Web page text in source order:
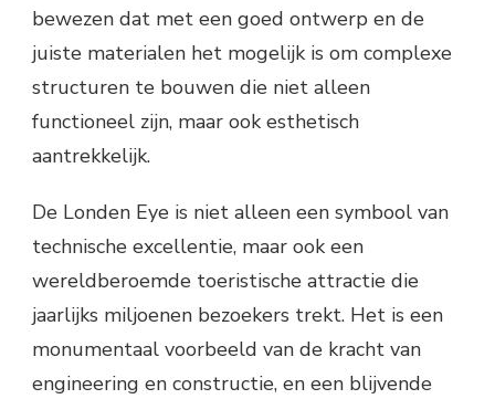
bewezen dat met een goed ontwerp en de
juiste materialen het mogelijk is om complexe
structuren te bouwen die niet alleen
functioneel zijn, maar ook esthetisch
aantrekkelijk.
De Londen Eye is niet alleen een symbool van
technische excellentie, maar ook een
wereldberoemde toeristische attractie die
jaarlijks miljoenen bezoekers trekt. Het is een
monumentaal voorbeeld van de kracht van
engineering en constructie, en een blijvende